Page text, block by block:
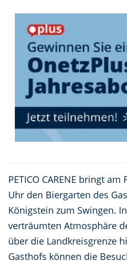
PETICO CARENE bringt am
Uhr den Biergarten des
Königstein zum Swingen.
verträumten Atmosphäre
über die Landkreisgrenze
Gasthofs können die